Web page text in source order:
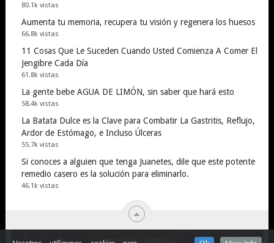
80.1k vistas
Aumenta tu memoria, recupera tu visión y regenera los huesos
66.8k vistas
11 Cosas Que Le Suceden Cuando Usted Comienza A Comer El
Jengibre Cada Día
61.8k vistas
La gente bebe AGUA DE LIMÓN, sin saber que hará esto
58.4k vistas
La Batata Dulce es la Clave para Combatir La Gastritis, Reflujo,
Ardor de Estómago, e Incluso Úlceras
55.7k vistas
Si conoces a alguien que tenga Juanetes, dile que este potente
remedio casero es la solución para eliminarlo.
46.1k vistas